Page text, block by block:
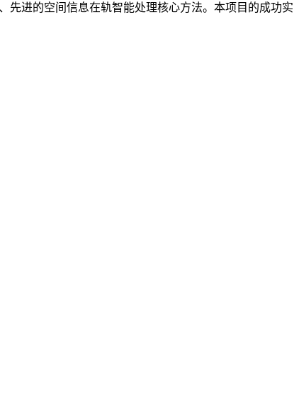
先进的空间信息在轨智能处理核心方法。本项目的成功实